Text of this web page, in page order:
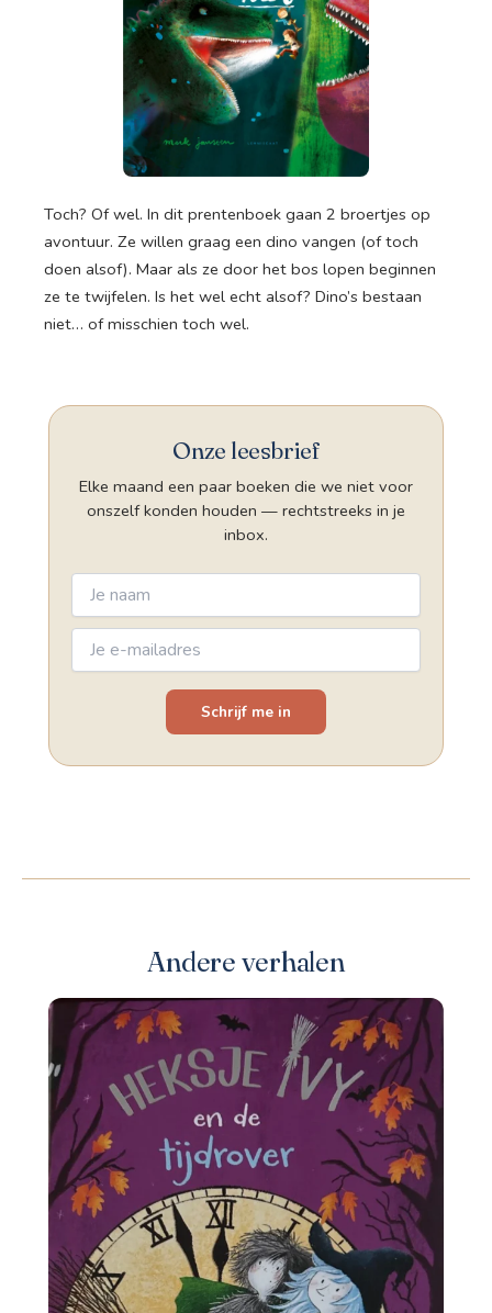
Toch? Of wel. In dit prentenboek gaan 2 broertjes op
avontuur. Ze willen graag een dino vangen (of toch
doen alsof). Maar als ze door het bos lopen beginnen
ze te twijfelen. Is het wel echt alsof? Dino’s bestaan
niet… of misschien toch wel.
Onze leesbrief
Elke maand een paar boeken die we niet voor
onszelf konden houden — rechtstreeks in je
inbox.
Schrijf me in
Andere verhalen